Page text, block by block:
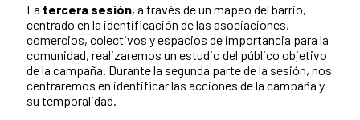
La tercera sesión, a través de un mapeo del barrio,
centrado en la identificación de las asociaciones,
comercios, colectivos y espacios de importancia para la
comunidad, realizaremos un estudio del público objetivo
de la campaña. Durante la segunda parte de la sesión, nos
centraremos en identificar las acciones de la campaña y
su temporalidad.